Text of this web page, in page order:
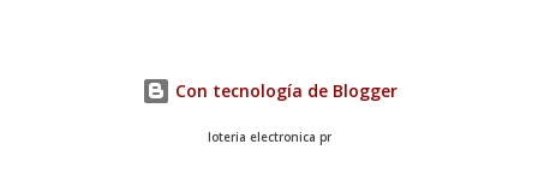
Con tecnología de Blogger
loteria electronica pr